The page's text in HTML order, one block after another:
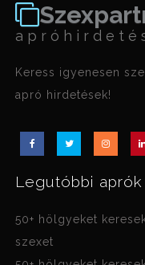
Keress igyenesen
apró hirdetések!
Legutóbbi aprók
50+ hölgyeket
szexet